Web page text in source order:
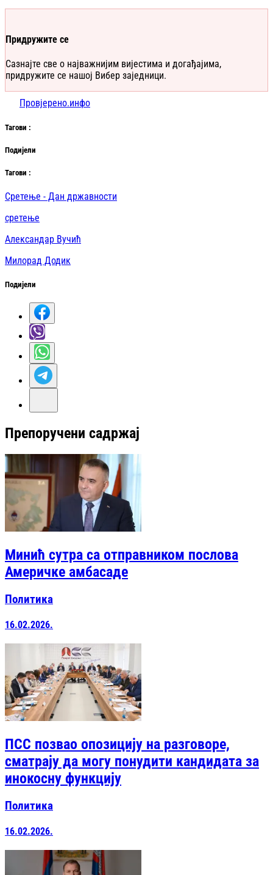
Придружите се
Сазнајте све о најважнијим вијестима и догађајима,
придружите се нашој Вибер заједници.
Провјерено.инфо
Тагови :
Подијели
Тагови :
Сретење - Дан државности
сретење
Александар Вучић
Милорад Додик
Подијели
Препоручени садржај
Минић сутра са отправником послова
Америчке амбасаде
Политика
16.02.2026.
ПСС позвао опозицију на разговоре,
сматрају да могу понудити кандидата за
инокосну функцију
Политика
16.02.2026.